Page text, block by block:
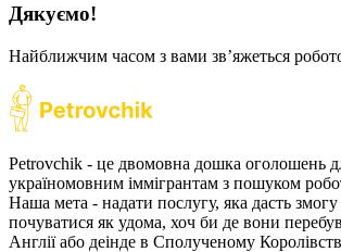
Дякуємо!
Найближчим часом з вами звʼяжеться
Petrovchik - це двомовна дошка оголошень
україномовним іммігрантам з пошуком
Наша мета - надати послугу, яка дасть змогу
почуватися як удома, хоч би де вони
Англії або деінде в Сполученому